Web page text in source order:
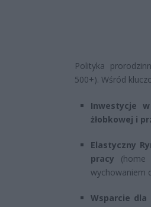
Polityka
500+). Wśród
Inwestycje
żłobkowej i
Elastyczny
pracy (home
wychowaniem
Wsparcie dla